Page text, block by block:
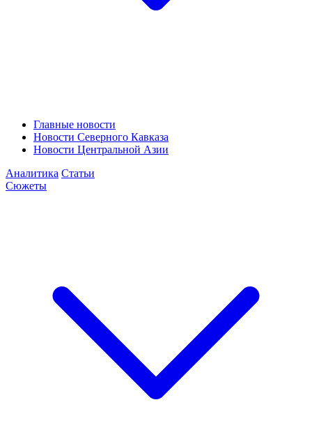
Главные новости
Новости Северного Кавказа
Новости Центральной Азии
Аналитика Статьи
Сюжеты